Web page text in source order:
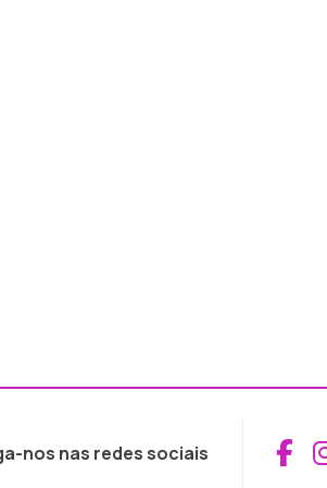
nos nas redes sociais